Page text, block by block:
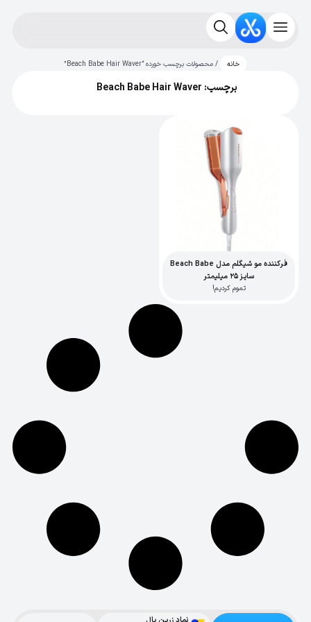
خانه / محصولات برچسب خورده “Beach Babe Hair Waver”
برچسب: Beach Babe Hair Waver
فرکننده مو شیگلم مدل Beach Babe
سایز 25 میلیمتر
تموم کردیم!